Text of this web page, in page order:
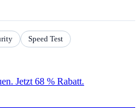
Speed Test
Jetzt 68 % Rabatt.